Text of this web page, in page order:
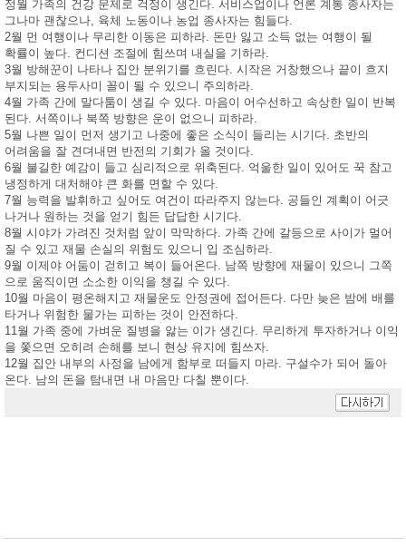
정월 가족의 건강 문제로 걱정이 생긴다. 서비스업이나 언론 계통 종사자는
그나마 괜찮으나, 육체 노동이나 농업 종사자는 힘들다.
2월 먼 여행이나 무리한 이동은 피하라. 돈만 잃고 소득 없는 여행이 될
확률이 높다. 컨디션 조절에 힘쓰며 내실을 기하라.
3월 방해꾼이 나타나 집안 분위기를 흐린다. 시작은 거창했으나 끝이 흐지
부지되는 용두사미 꼴이 될 수 있으니 주의하라.
4월 가족 간에 말다툼이 생길 수 있다. 마음이 어수선하고 속상한 일이 반복
된다. 서쪽이나 북쪽 방향은 운이 없으니 피하라.
5월 나쁜 일이 먼저 생기고 나중에 좋은 소식이 들리는 시기다. 초반의
어려움을 잘 견뎌내면 반전의 기회가 올 것이다.
6월 불길한 예감이 들고 심리적으로 위축된다. 억울한 일이 있어도 꾹 참고
냉정하게 대처해야 큰 화를 면할 수 있다.
7월 능력을 발휘하고 싶어도 여건이 따라주지 않는다. 공들인 계획이 어긋
나거나 원하는 것을 얻기 힘든 답답한 시기다.
8월 시야가 가려진 것처럼 앞이 막막하다. 가족 간에 갈등으로 사이가 멀어
질 수 있고 재물 손실의 위험도 있으니 입 조심하라.
9월 이제야 어둠이 걷히고 복이 들어온다. 남쪽 방향에 재물이 있으니 그쪽
으로 움직이면 소소한 이익을 챙길 수 있다.
10월 마음이 평온해지고 재물운도 안정권에 접어든다. 다만 늦은 밤에 배를
타거나 위험한 물가는 피하는 것이 안전하다.
11월 가족 중에 가벼운 질병을 앓는 이가 생긴다. 무리하게 투자하거나 이익
을 쫓으면 오히려 손해를 보니 현상 유지에 힘쓰자.
12월 집안 내부의 사정을 남에게 함부로 떠들지 마라. 구설수가 되어 돌아
온다. 남의 돈을 탐내면 내 마음만 다칠 뿐이다.